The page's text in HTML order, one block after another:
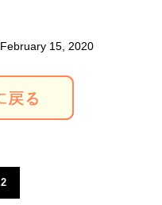
February 15, 2020
2